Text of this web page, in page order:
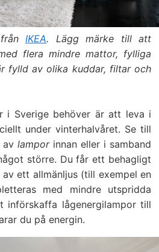
IKEA. Lägg märke till att
flera mindre mattor, fylliga
fylld av olika kuddar, filtar och
i Sverige behöver är att leva i
under vinterhalvåret. Se till
lamporinnan eller i samband
större. Du får ett behagligt
ett allmänljus (till exempel en
med mindre utspridda
införskaffa lågenergilampor till
du på energin.